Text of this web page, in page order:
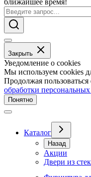
ближайшее время!
Закрыть
Уведомление о cookies
Мы используем cookies
Продолжая
обработки
Понятно
Каталог
Назад
Акции
Двери из